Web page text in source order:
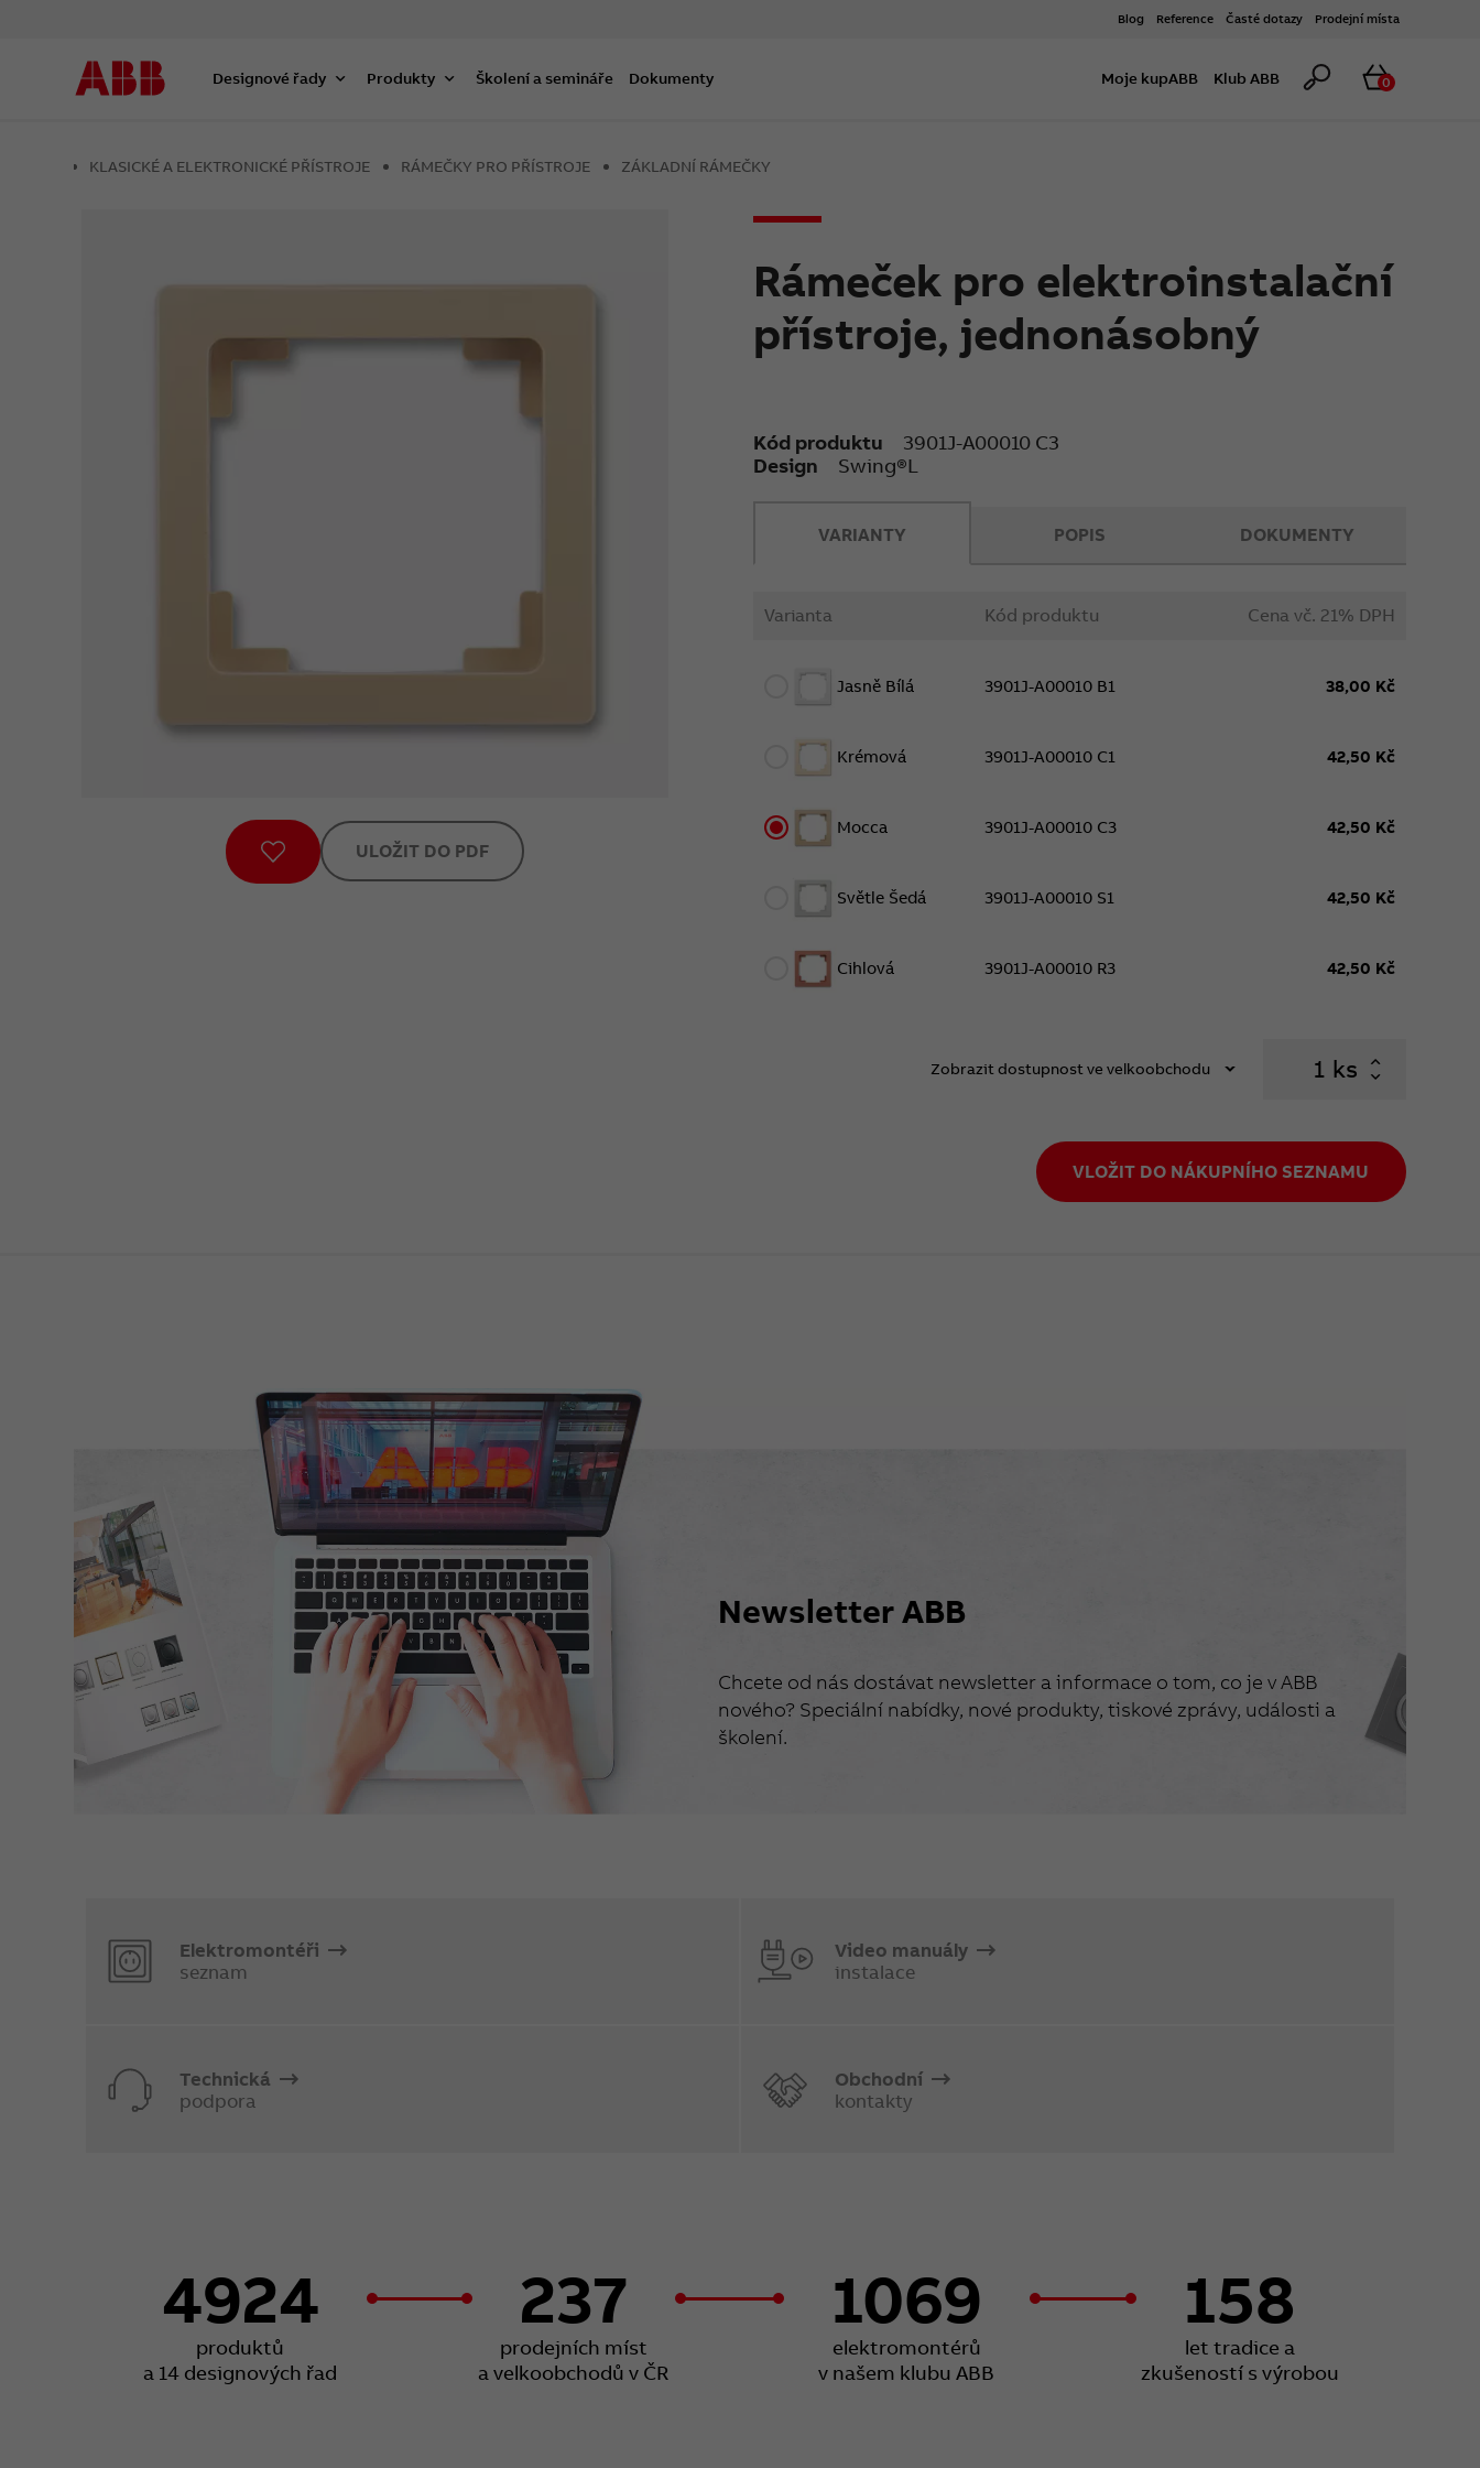
Blog Reference Časté dotazy Prodejní místa
Designové řady Produkty Školení a semináře Dokumenty Moje kupABB Klub ABB Hledat
0
KLASICKÉ A ELEKTRONICKÉ PŘÍSTROJE RÁMEČKY PRO PŘÍSTROJE ZÁKLADNÍ RÁMEČKY
Rámeček pro elektroinstalační
přístroje, jednonásobný
Kód produktu
3901J-A00010 C3
Design
Swing®L
ULOŽIT DO PDF
VARIANTY
Varianta Kód produktu Cena vč. 21% DPH
Jasně Bílá 3901J-A00010 B1 38,00 Kč
Krémová 3901J-A00010 C1 42,50 Kč
Mocca 3901J-A00010 C3 42,50 Kč
Světle Šedá 3901J-A00010 S1 42,50 Kč
Cihlová 3901J-A00010 R3 42,50 Kč
Zobrazit dostupnost ve velkoobchodu ks
VLOŽIT DO NÁKUPNÍHO SEZNAMU
POPIS DOKUMENTY
Newsletter ABB
Chcete od nás dostávat newsletter a informace o tom, co je v ABB
nového? Speciální nabídky, nové produkty, tiskové zprávy, události a
školení.
Elektromontéři
seznam
Video manuály
instalace
Technická
podpora
Obchodní
kontakty
4924
produktů
a 14 designových řad
237
prodejních míst
a velkoobchodů v ČR
1069
elektromontérů
v našem klubu ABB
158
let tradice a
zkušeností s výrobou